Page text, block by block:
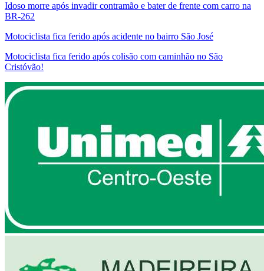
Idoso morre após invadir contramão e bater de frente com carro na
BR-262
Motociclista fica ferido após acidente no bairro São José
Motociclista fica ferido após colisão com caminhão no São
Cristóvão!